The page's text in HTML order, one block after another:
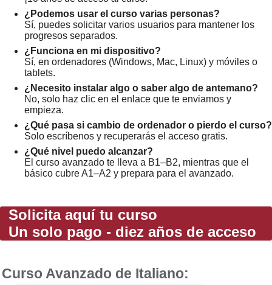
¿Podemos usar el curso varias personas?
Sí, puedes solicitar varios usuarios para mantener los
progresos separados.
¿Funciona en mi dispositivo?
Sí, en ordenadores (Windows, Mac, Linux) y móviles o
tablets.
¿Necesito instalar algo o saber algo de antemano?
No, solo haz clic en el enlace que te enviamos y
empieza.
¿Qué pasa si cambio de ordenador o pierdo el curso?
Solo escríbenos y recuperarás el acceso gratis.
¿Qué nivel puedo alcanzar?
El curso avanzado te lleva a B1–B2, mientras que el
básico cubre A1–A2 y prepara para el avanzado.
Solicita aquí tu curso
Un solo pago - diez años de acceso
Curso Avanzado de Italiano: